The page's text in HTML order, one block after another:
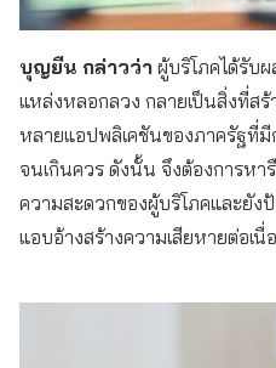
บุญยืน กล่าวว่า ผู้บริโภคได้รับ
แหล่งหลอกลวง กลายเป็นสิ่งที่สร้
หลายแอปพลิเคชันของภาครัฐที่
จนเกินควร ดังนั้น จึงต้องการหา
ความสะดวกของผู้บริโภคและยัง
แอบอ้างสร้างความเสียหายต่อเนื่